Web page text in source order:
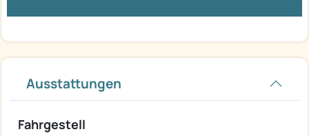
Ausstattungen
Fahrgestell